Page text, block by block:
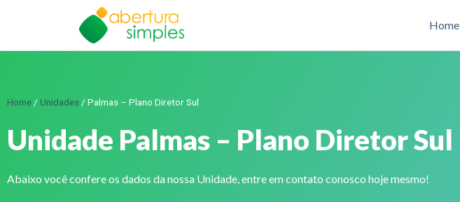
Home
Home / Unidades / Palmas – Plano Diretor Sul
Unidade Palmas – Plano Diretor Sul
Abaixo você confere os dados da nossa Unidade, entre em contato conosco hoje mesmo!